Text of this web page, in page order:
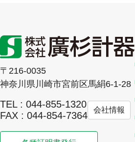
〒216-0035
神奈川県川崎市宮前区馬絹6-1-28
TEL : 044-855-1320
FAX : 044-854-7364
会社情報